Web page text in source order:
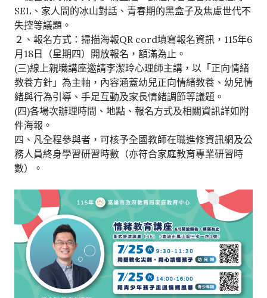
SEL、家人間的冰山對話、青春期的黑盒子及焦慮世代不
失控等議題。
２、報名方式：掃描海報QR cord填寫報名資訊，115年6
月18日（星期四）開放報名，額滿為止。
(三)線上親職講座邀請李潔玲心理師主講，以「正向情緒
教養方針」為主軸，內容涵蓋幼兒正向情緒教養、幼兒情
緒與行為引導、手足互動及家長情緒調節等議題。
(四)各場次辦理時間、地點、報名方式及相關資訊詳如附
件海報。
四、凡全程參與者，可核予全國教師在職進修資訊網及公
務人員終身學習研習時數（亦符合家庭教育專業研習時
數）。